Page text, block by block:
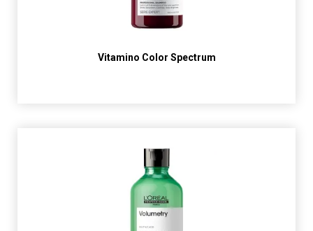
Vitamino Color Spectrum